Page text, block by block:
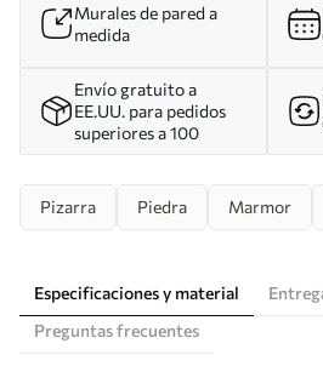
Murales de pared a
medida
Envío gratuito a
EE.UU. para pedidos
superiores a 100
Pizarra Piedra Marmor
Especificaciones y material
Preguntas frecuentes